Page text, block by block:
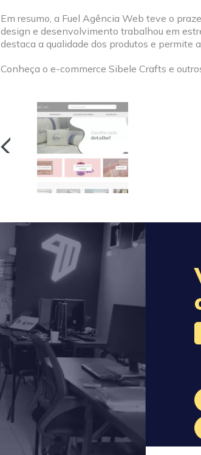
Em resumo, a Fuel Agência Web teve o
design e desenvolvimento trabalhou em
destaca a qualidade dos produtos e permite
Conheça o e-commerce Sibele Crafts e